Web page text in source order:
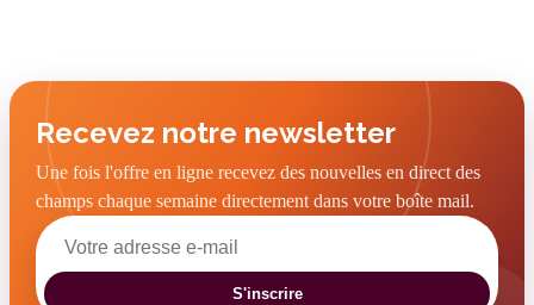
Recevez notre newsletter
Une fois l'offre en ligne recevez des nouvelles en direct des
champs chaque semaine directement dans votre boîte mail.
S'inscrire